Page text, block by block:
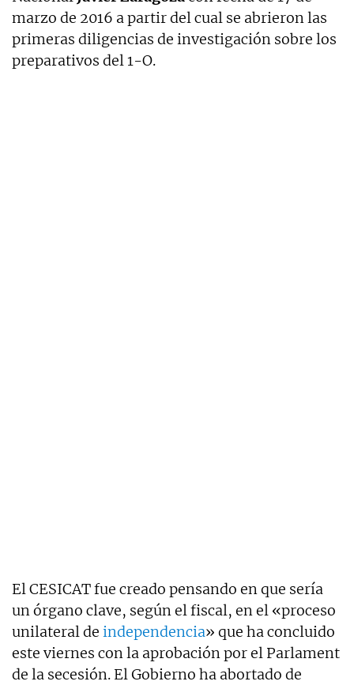
marzo de 2016 a partir del cual se abrieron las
primeras diligencias de investigación sobre los
preparativos del 1-O.
El CESICAT fue creado pensando en que sería
un órgano clave, según el fiscal, en el «proceso
unilateral de independencia» que ha concluido
este viernes con la aprobación por el Parlament
de la secesión. El Gobierno ha abortado de